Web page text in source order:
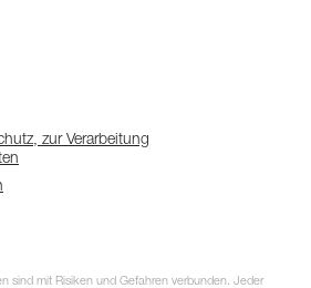
zur Verarbeitung
sind mit Risiken und Gefahren verbunden. Jeder